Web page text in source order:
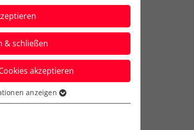
& schließen
akzeptieren
Funktionen der
dass die Webseite
anzeigen